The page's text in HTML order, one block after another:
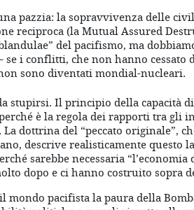
pazzia: la sopravvivenza delle
reciproca (la Mutual Assured
del pacifismo, ma
se i conflitti, che non hanno cessato
sono diventati mondial-nucleari.
stupirsi. Il principio della capacità
è la regola dei rapporti tra gli
La dottrina del “peccato originale”,
descrive realisticamente questo
sarebbe necessaria
dopo e ci hanno costruito sopra
mondo pacifista la paura della